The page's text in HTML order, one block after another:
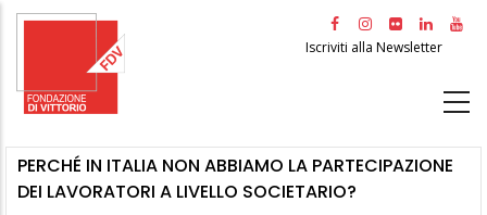
Salta
principale
Iscriviti alla Newsletter
PERCHÉ IN ITALIA NON ABBIAMO LA PARTECIPAZIONE
DEI LAVORATORI A LIVELLO SOCIETARIO?